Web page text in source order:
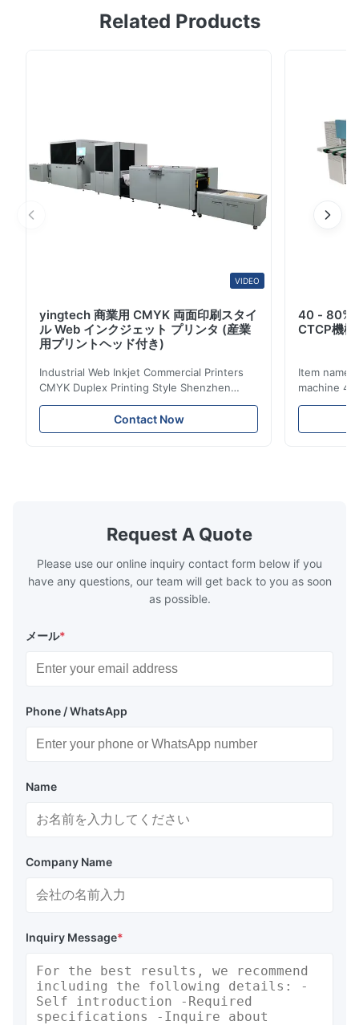
は,湖南省Xiangtanの印刷機器のプロメーカーです. 私たち
トメントを追求する"という哲学を堅持する印刷業界で大
きな成功を収めてきました 専門的な技術チームで 最高級
の生産を保証し 市場主導のイノベーションに焦点を当て
て 多様な顧客のニーズを満たしています先進的な製造機
器と効率的な品質管理システムを活...
Related Products
VIDEO
yingtech 商業用 CMYK 両面印刷スタイ
ル Web インクジェット プリンタ (産業
用プリントヘッド付き)
Industrial Web Inkjet Commercial Printers
CMYK Duplex Printing Style Shenzhen
Yintech Co.,LTD is a modern high-tech
enterprise specialized in pre-press plate
making equipment, integrating design, R&D,
UV plate making machine Flexo plate
making machine Monochrome / Dual
Contact Now
40 - 80%
CTCP機
Item name
machine 4-
max format
choose
Request A Quote
Please use our online inquiry contact form below if you
have any questions, our team will get back to you as soon
as possible.
メール*
Phone / WhatsApp
Name
Company Name
Inquiry Message*